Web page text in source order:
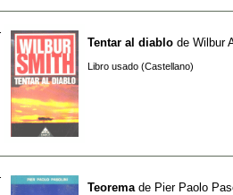
Tentar al diablo de Wilbur
Libro usado (Castellano)
Teorema de Pier Paolo